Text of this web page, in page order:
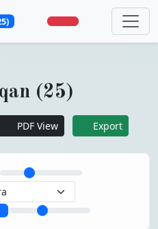
(25)
PDF View Export